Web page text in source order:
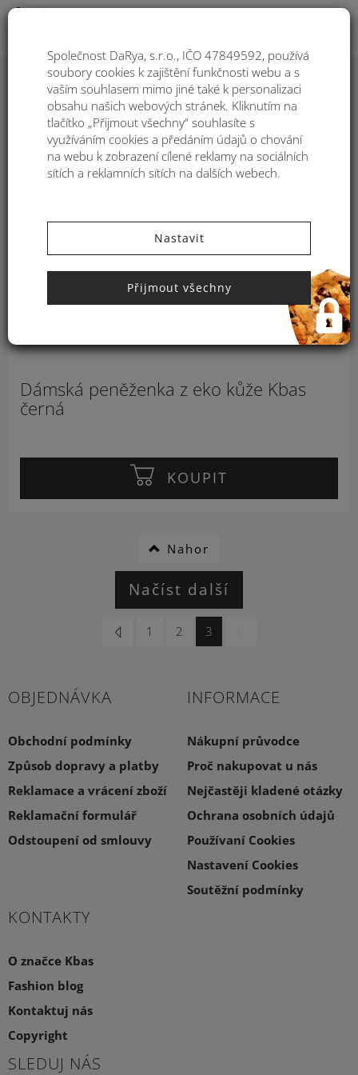
Pořadí 1 2 3
379 -28%
Dámská peněženka z eko kůže Kbas
černá
KOUPIT
Nahor
Načíst další
1 2 3
OBJEDNÁVKA
Obchodní podmínky
Způsob dopravy a platby
Reklamace a vrácení zboží
Reklamační formulář
Odstoupení od smlouvy
INFORMACE
Nákupní průvodce
Proč nakupovat u nás
Nejčastěji kladené otázky
Ochrana osobních údajů
Používaní Cookies
Nastavení Cookies
Soutěžní podmínky
KONTAKTY
O značce Kbas
Fashion blog
Kontaktuj nás
Copyright
SLEDUJ NÁS
Společnost DaRya, s.r.o., IČO 47849592, používá
soubory cookies k zajištění funkčnosti webu a s
vaším souhlasem mimo jiné také k personalizaci
obsahu našich webových stránek. Kliknutím na
tlačítko „Přijmout všechny“ souhlasíte s
využíváním cookies a předáním údajů o chování
na webu k zobrazení cílené reklamy na sociálních
sítích a reklamních sítích na dalších webech.
Nastavit
Přijmout všechny